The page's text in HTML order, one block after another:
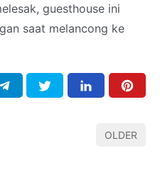
guesthouse ini
saat melancong ke
OLDER